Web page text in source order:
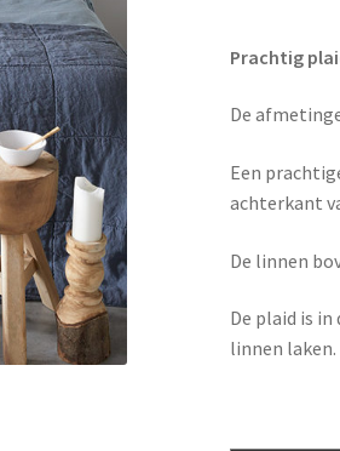
Prachtig
De
Een
achterkant
De linnen
De plaid is
linnen laken.